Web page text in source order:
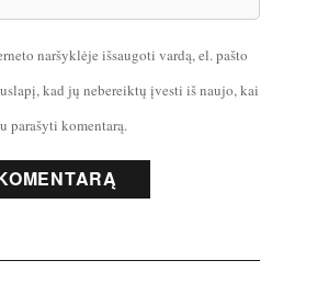
naršyklėje išsaugoti vardą, el. pašto
kad jų nebereiktų įvesti iš naujo, kai
parašyti komentarą.